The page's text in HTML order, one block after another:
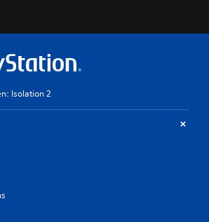
Isolation 2